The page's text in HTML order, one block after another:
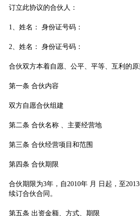
订立此协议的合伙人：
1、姓名： 身份证号码：
2、姓名： 身份证号码：
合伙双方本着自愿、公平、平等、互利的原
第一条 合伙内容
双方自愿合伙组建
第二条 合伙名称 、主要经营地
第三条 合伙经营项目和范围
第四条 合伙期限
合伙期限为3年，自2010年 月 日起，至
续订合伙合同。
第五条 出资金额、方式、期限